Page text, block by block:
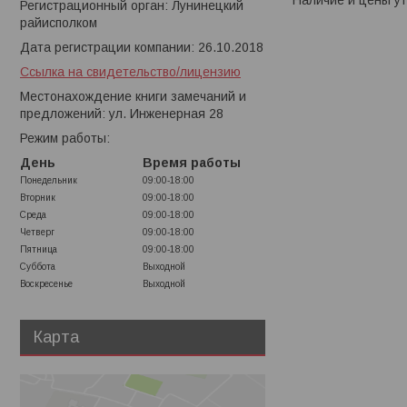
Регистрационный орган: Лунинецкий
райисполком
Дата регистрации компании: 26.10.2018
Ссылка на свидетельство/лицензию
Местонахождение книги замечаний и
предложений: ул. Инженерная 28
Режим работы:
День
Время работы
Понедельник
09:00-18:00
Вторник
09:00-18:00
Среда
09:00-18:00
Четверг
09:00-18:00
Пятница
09:00-18:00
Суббота
Выходной
Воскресенье
Выходной
Карта